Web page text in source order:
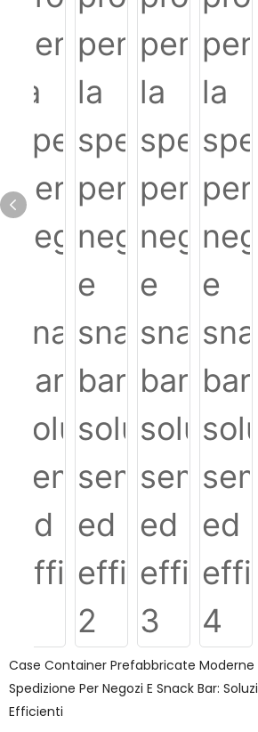
Case Container Prefabbricate Moderne
Spedizione Per Negozi E Snack Bar:
Efficienti